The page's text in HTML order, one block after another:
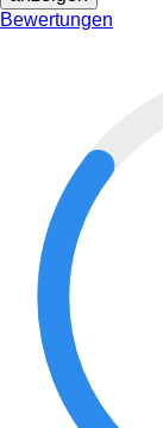
Bewertungen